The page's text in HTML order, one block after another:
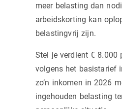
meer belasting dan
arbeidskorting kan
belastingvrij zijn.
Stel je verdient € 8.000
volgens het basistarief
zo’n inkomen in 2026
ingehouden belasting